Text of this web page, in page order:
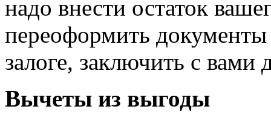
надо внести остаток
переоформить
залоге, заключить с вами
Вычеты из выгоды